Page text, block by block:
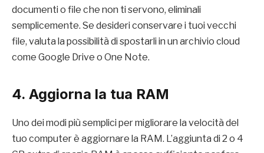
documenti o file che non ti servono, eliminali
semplicemente. Se desideri conservare i tuoi vecchi
file, valuta la possibilità di spostarli in un archivio cloud
come Google Drive o One Note.
4. Aggiorna la tua RAM
Uno dei modi più semplici per migliorare la velocità del
tuo computer è aggiornare la RAM. L’aggiunta di 2 o 4